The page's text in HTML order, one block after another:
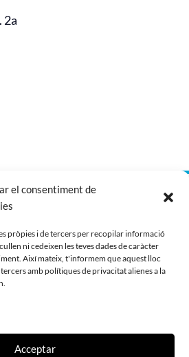
el consentiment de
pròpies i de tercers per recopilar informació
ni cedeixen les teves dades de caràcter
Així mateix, t'informem que aquest lloc
amb polítiques de privacitat alienes a la
Acceptar
2a